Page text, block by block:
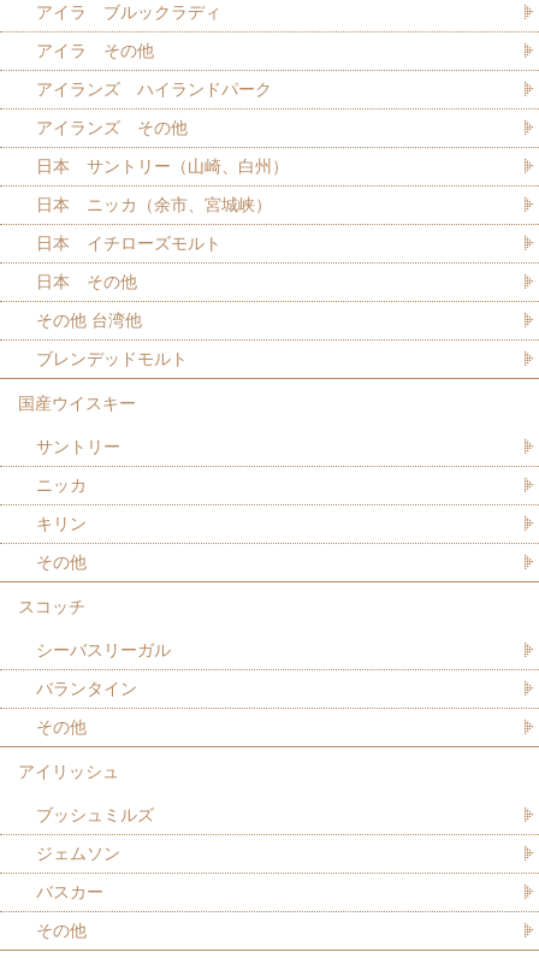
アイラ ブルックラディ
アイラ その他
アイランズ ハイランドパーク
アイランズ その他
日本 サントリー（山崎、白州）
日本 ニッカ（余市、宮城峡）
日本 イチローズモルト
日本 その他
その他 台湾他
ブレンデッドモルト
国産ウイスキー
サントリー
ニッカ
キリン
その他
スコッチ
シーバスリーガル
バランタイン
その他
アイリッシュ
ブッシュミルズ
ジェムソン
バスカー
その他